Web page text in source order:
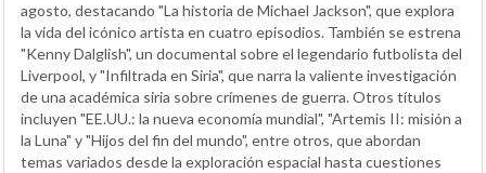
agosto, destacando "La historia de Michael Jackson", que explora
la vida del icónico artista en cuatro episodios. También se estrena
"Kenny Dalglish", un documental sobre el legendario futbolista del
Liverpool, y "Infiltrada en Siria", que narra la valiente investigación
de una académica siria sobre crímenes de guerra. Otros títulos
incluyen "EE.UU.: la nueva economía mundial", "Artemis II: misión a
la Luna" y "Hijos del fin del mundo", entre otros, que abordan
temas variados desde la exploración espacial hasta cuestiones